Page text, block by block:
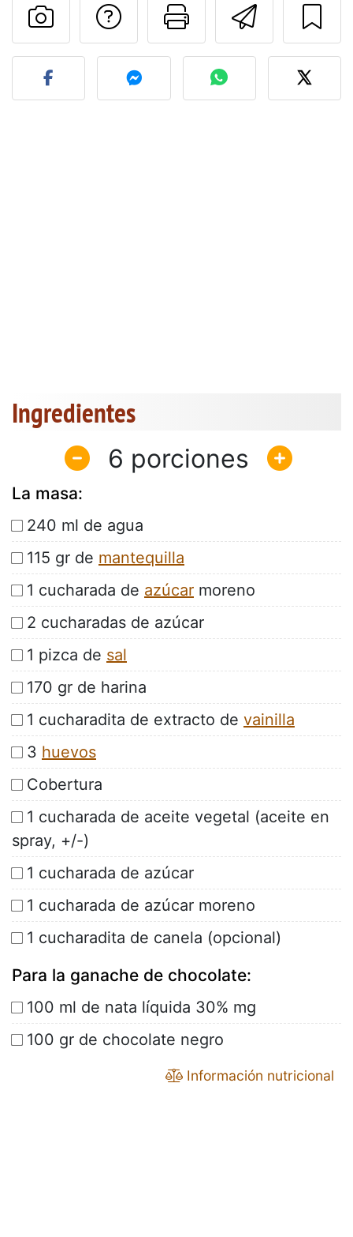
Imprimir
Preguntar al autor
Publicar la foto de esta
Ingredientes
6
La masa:
240 ml de agua
115 gr de mantequilla
1 cucharada de azúcar moreno
2 cucharadas de azúcar
1 pizca de sal
170 gr de harina
1 cucharadita de extracto de vainilla
3 huevos
Cobertura
1 cucharada de aceite vegetal (aceite en
spray, +/-)
1 cucharada de azúcar
1 cucharada de azúcar moreno
1 cucharadita de canela (opcional)
Para la ganache de chocolate:
100 ml de nata líquida 30% mg
100 gr de chocolate negro
Información nutricional